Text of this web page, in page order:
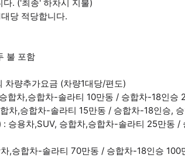
. ('최종' 하차시 지불)
당 적당합니다.
불 포함
량추가요금 (차량1대당/편도)
합차,승합차-솔라티 10만동 / 승합차-18인
차,승합차-솔라티 15만동 / 승합차-18인승,
승용차,SUV, 승합차,승합차-솔라티 25만동
,승합차-솔라티 70만동 / 승합차-18인승